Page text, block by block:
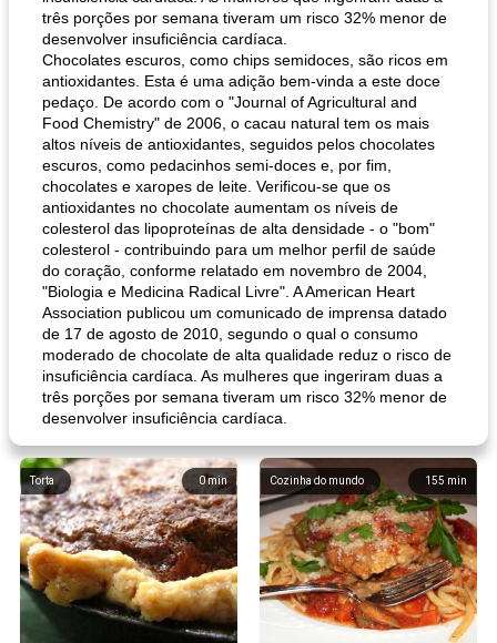
três porções por semana tiveram um risco 32% menor de
desenvolver insuficiência cardíaca.
Chocolates escuros, como chips semidoces, são ricos em
antioxidantes. Esta é uma adição bem-vinda a este doce
pedaço. De acordo com o "Journal of Agricultural and
Food Chemistry" de 2006, o cacau natural tem os mais
altos níveis de antioxidantes, seguidos pelos chocolates
escuros, como pedacinhos semi-doces e, por fim,
chocolates e xaropes de leite. Verificou-se que os
antioxidantes no chocolate aumentam os níveis de
colesterol das lipoproteínas de alta densidade - o "bom"
colesterol - contribuindo para um melhor perfil de saúde
do coração, conforme relatado em novembro de 2004,
"Biologia e Medicina Radical Livre". A American Heart
Association publicou um comunicado de imprensa datado
de 17 de agosto de 2010, segundo o qual o consumo
moderado de chocolate de alta qualidade reduz o risco de
insuficiência cardíaca. As mulheres que ingeriram duas a
três porções por semana tiveram um risco 32% menor de
desenvolver insuficiência cardíaca.
0min
Torta 155 min
Cozinha do mundo